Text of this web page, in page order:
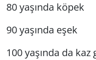
80 yaşında köpek
90 yaşında eşek
100 yaşında da